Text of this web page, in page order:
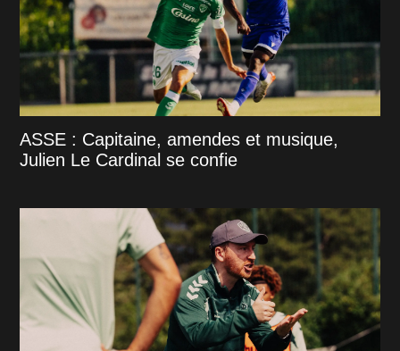
ASSE : Capitaine, amendes et musique,
Julien Le Cardinal se confie